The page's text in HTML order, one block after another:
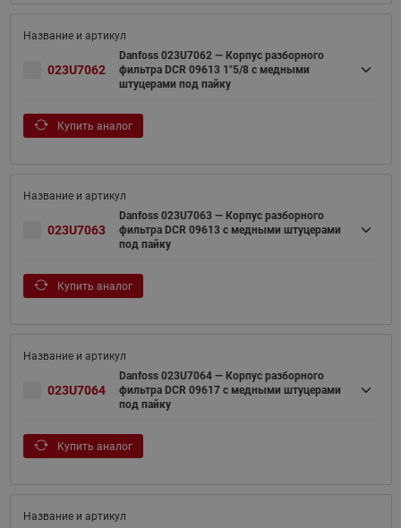
023U7062
Danfoss 023U7062 — Корпус разборного
фильтра DCR 09613 1"5/8 с медными
штуцерами под пайку
Купить аналог
023U7063
Danfoss 023U7063 — Корпус разборного
фильтра DCR 09613 с медными штуцерами
под пайку
Купить аналог
023U7064
Danfoss 023U7064 — Корпус разборного
фильтра DCR 09617 с медными штуцерами
под пайку
Купить аналог